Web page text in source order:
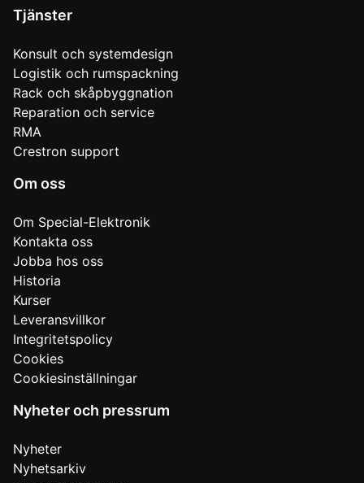
Tjänster
Konsult och systemdesign
Logistik och rumspackning
Rack och skåpbyggnation
Reparation och service
RMA
Crestron support
Om oss
Om Special-Elektronik
Kontakta oss
Jobba hos oss
Historia
Kurser
Leveransvillkor
Integritetspolicy
Cookies
Cookiesinställningar
Nyheter och pressrum
Nyheter
Nyhetsarkiv